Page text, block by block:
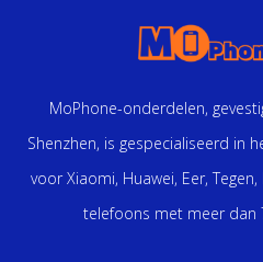
MoPhone-onderdelen,
Shenzhen, is gespecialiseerd in
voor Xiaomi, Huawei, Eer,
telefoons met meer dan